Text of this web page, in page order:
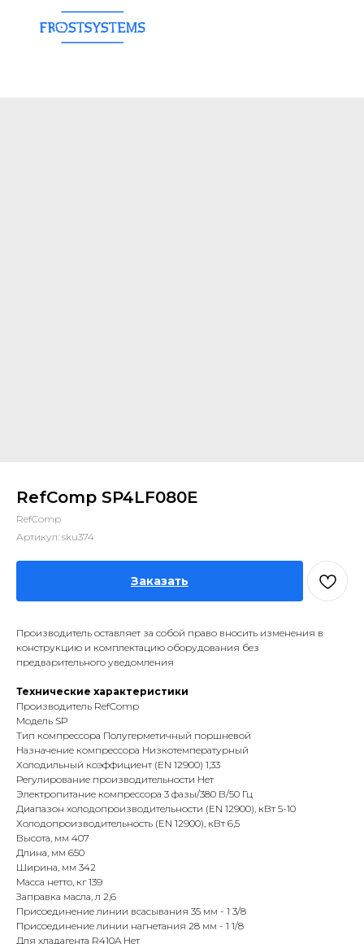
RefComp SP4LF080E
RefComp
Артикул: sku374
Заказать
Производитель оставляет за собой право вносить изменения в
конструкцию и комплектацию оборудования без
предварительного уведомления
Технические характеристики
Производитель RefComp
Модель SP
Тип компрессора Полугерметичный поршневой
Назначение компрессора Низкотемпературный
Холодильный коэффициент (EN 12900) 1,33
Регулирование производительности Нет
Электропитание компрессора 3 фазы/380 В/50 Гц
Диапазон холодопроизводительности (EN 12900), кВт 5-10
Холодопроизводительность (EN 12900), кВт 6,5
Высота, мм 407
Длина, мм 650
Ширина, мм 342
Масса нетто, кг 139
Заправка масла, л 2,6
Присоединение линии всасывания 35 мм - 1 3/8
Присоединение линии нагнетания 28 мм - 1 1/8
Для хладагента R410A Нет